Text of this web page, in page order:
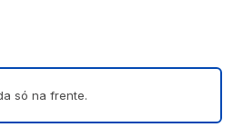
só na frente.